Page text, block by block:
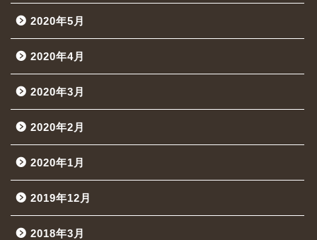
2020年5月
2020年4月
2020年3月
2020年2月
2020年1月
2019年12月
2018年3月